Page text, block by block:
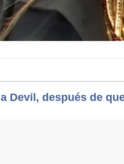
Devil, después de